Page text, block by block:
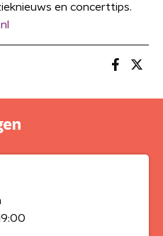
en concerttips.